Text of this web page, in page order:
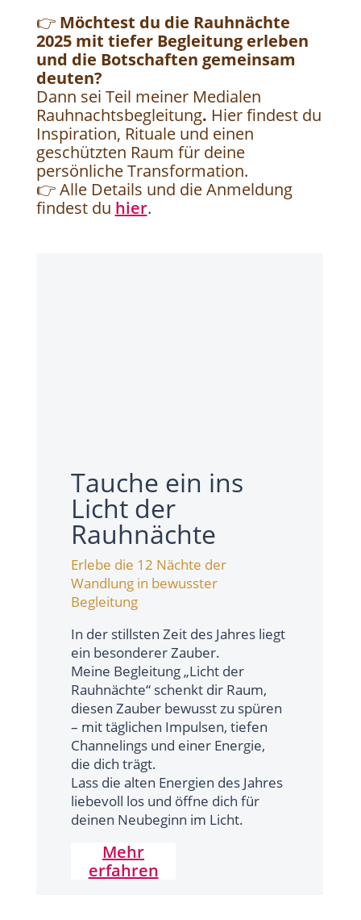
👉 Möchtest du die Rauhnächte
2025 mit tiefer Begleitung erleben
und die Botschaften gemeinsam
deuten?
Dann sei Teil meiner Medialen
Rauhnachtsbegleitung. Hier findest du
Inspiration, Rituale und einen
geschützten Raum für deine
persönliche Transformation.
👉 Alle Details und die Anmeldung
findest du hier.
Tauche ein ins
Licht der
Rauhnächte
Erlebe die 12 Nächte der
Wandlung in bewusster
Begleitung
In der stillsten Zeit des Jahres liegt
ein besonderer Zauber.
Meine Begleitung „Licht der
Rauhnächte“ schenkt dir Raum,
diesen Zauber bewusst zu spüren
– mit täglichen Impulsen, tiefen
Channelings und einer Energie,
die dich trägt.
Lass die alten Energien des Jahres
liebevoll los und öffne dich für
deinen Neubeginn im Licht.
Mehr
erfahren